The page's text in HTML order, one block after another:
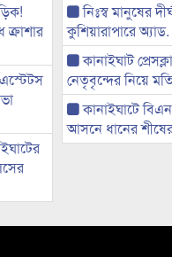
নিঃস্ব মানুষের
কুশিয়ারাপারে
কানাইঘাট
নেতৃবৃন্দের নিয়ে
কানাইঘাটে
আসনে ধানের শীষের